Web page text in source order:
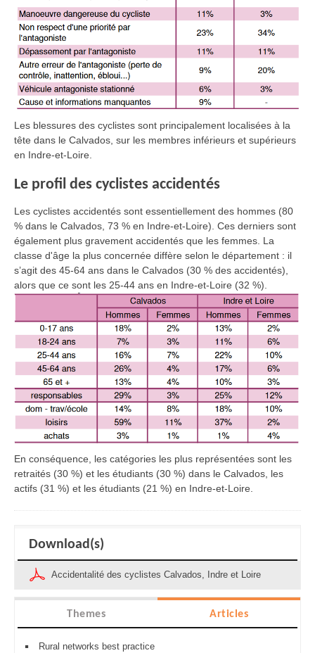
Les blessures des cyclistes sont principalement localisées à la
tête dans le Calvados, sur les membres inférieurs et supérieurs
en Indre-et-Loire.
Le profil des cyclistes accidentés
Les cyclistes accidentés sont essentiellement des hommes (80
% dans le Calvados, 73 % en Indre-et-Loire). Ces derniers sont
également plus gravement accidentés que les femmes. La
classe d'âge la plus concernée diffère selon le département : il
s’agit des 45-64 ans dans le Calvados (30 % des accidentés),
alors que ce sont les 25-44 ans en Indre-et-Loire (32 %).
En conséquence, les catégories les plus représentées sont les
retraités (30 %) et les étudiants (30 %) dans le Calvados, les
actifs (31 %) et les étudiants (21 %) en Indre-et-Loire.
Download(s)
Accidentalité des cyclistes Calvados, Indre et Loire
Themes Articles
Rural networks best practice